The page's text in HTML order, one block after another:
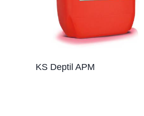
KS Deptil APM